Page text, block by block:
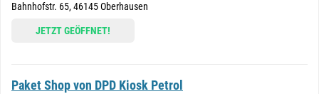
Bahnhofstr. 65, 46145 Oberhausen
JETZT GEÖFFNET!
Paket Shop von DPD Kiosk Petrol